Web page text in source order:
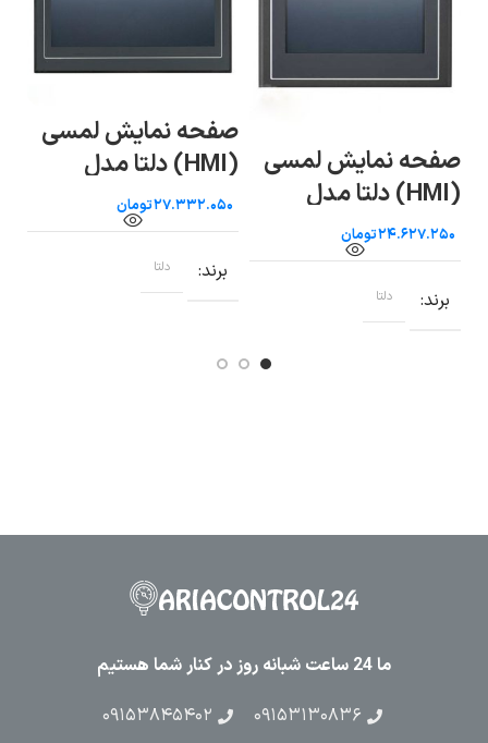
صفحه نمایش لمسی
(HMI) دلتا مدل
DOP-107WV
تومان
برند دلتا
صفحه نمایش لمسی
(HMI) دلتا مدل
DOP-110CS
تومان
برند دلتا
ما 24 ساعت شبانه روز در کنار شما هستیم
۰۹۱۵۳۱۳۰۸۳۶
۰۹۱۵۳۸۴۵۴۰۲